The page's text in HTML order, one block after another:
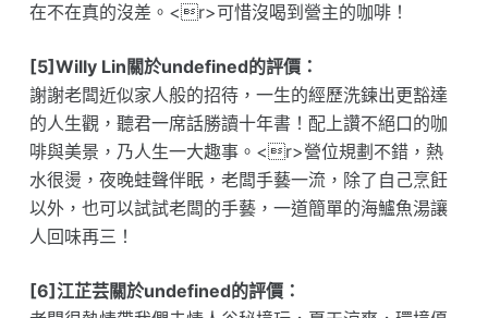
在不在真的沒差。<r>可惜沒喝到營主的咖啡！
[5]Willy Lin關於undefined的評價：
謝謝老闆近似家人般的招待，一生的經歷洗鍊出更豁達
的人生觀，聽君一席話勝讀十年書！配上讚不絕口的咖
啡與美景，乃人生一大趣事。<r>營位規劃不錯，熱
水很燙，夜晚蛙聲伴眠，老闆手藝一流，除了自己烹飪
以外，也可以試試老闆的手藝，一道簡單的海鱸魚湯讓
人回味再三！
[6]江芷芸關於undefined的評價：